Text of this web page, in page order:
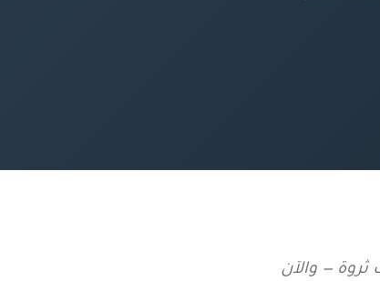
ثروة — والآن